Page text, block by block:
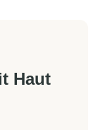
Haut